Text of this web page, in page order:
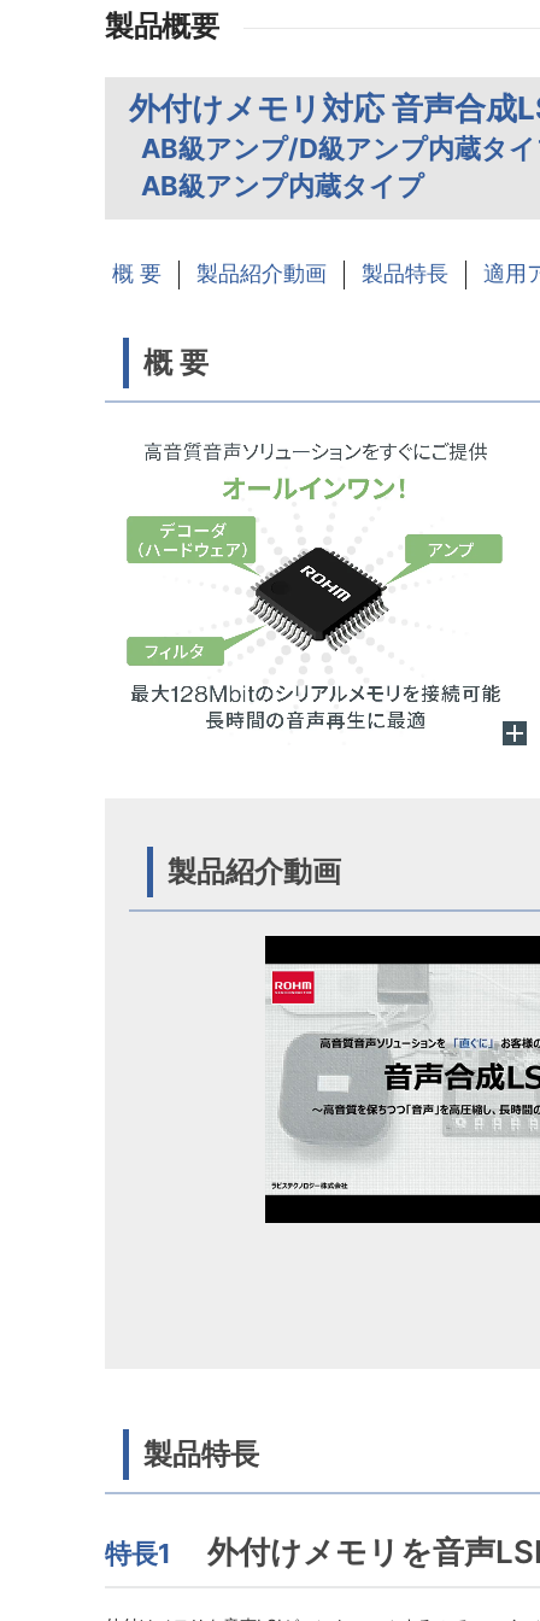
製品概要
外付けメモリ対応 音声合成
AB級アンプ/D級アンプ内蔵タ
AB級アンプ内蔵タイプ
概 要 製品紹介動画 製品特長 適用
概 要
製品紹介動画
製品特長
特長1 外付けメモリを音声